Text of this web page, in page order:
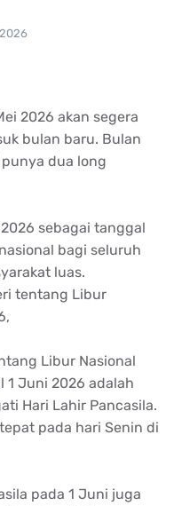
2026 akan segera
bulan baru. Bulan
dua long
sebagai tanggal
bagi seluruh
luas.
tentang Libur
Libur Nasional
1 Juni 2026 adalah
Hari Lahir Pancasila.
pada hari Senin di
pada 1 Juni juga